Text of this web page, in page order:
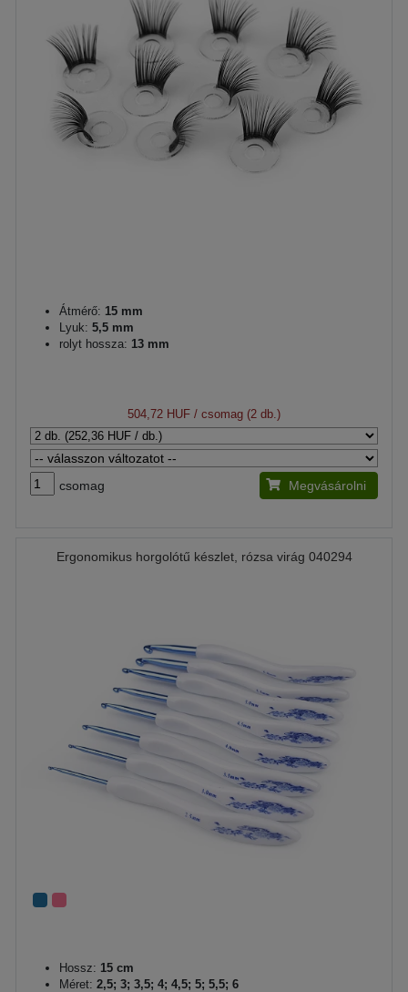
Átmérő: 15 mm
Lyuk: 5,5 mm
rolyt hossza: 13 mm
504,72 HUF / csomag (2 db.)
csomag Megvásárolni
Ergonomikus horgolótű készlet, rózsa virág 040294
Hossz: 15 cm
Méret: 2,5; 3; 3,5; 4; 4,5; 5; 5,5; 6